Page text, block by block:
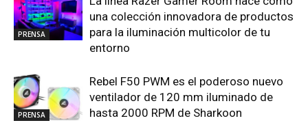
PRENSA
una colección innovadora de productos
para la iluminación multicolor de tu
entorno
PRENSA
Rebel F50 PWM es el poderoso nuevo
ventilador de 120 mm iluminado de
hasta 2000 RPM de Sharkoon